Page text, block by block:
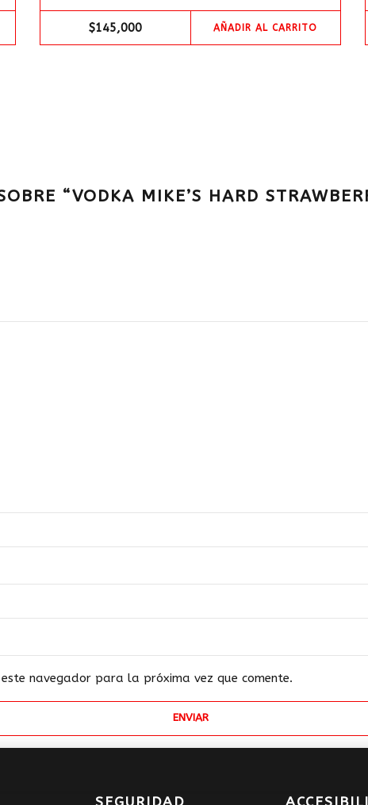
$145,000 AÑADIR AL CARRITO
“VODKA MIKE’S HARD
navegador para la próxima vez que comente.